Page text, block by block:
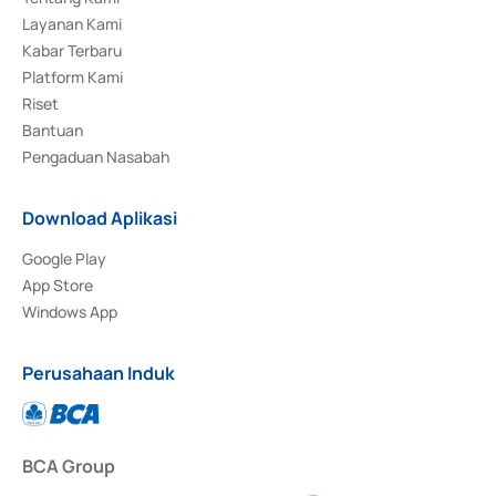
Layanan Kami
Kabar Terbaru
Platform Kami
Riset
Bantuan
Pengaduan Nasabah
Download Aplikasi
Google Play
App Store
Windows App
Perusahaan Induk
BCA Group